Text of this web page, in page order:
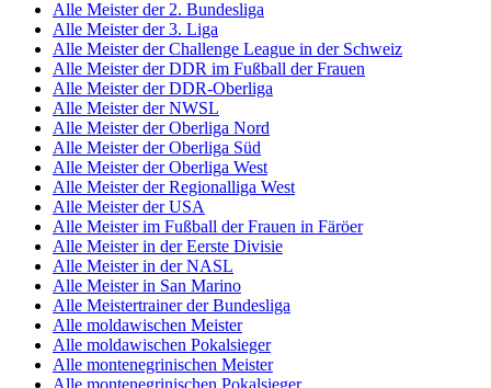
Alle Meister der 2. Bundesliga
Alle Meister der 3. Liga
Alle Meister der Challenge League in der Schweiz
Alle Meister der DDR im Fußball der Frauen
Alle Meister der DDR-Oberliga
Alle Meister der NWSL
Alle Meister der Oberliga Nord
Alle Meister der Oberliga Süd
Alle Meister der Oberliga West
Alle Meister der Regionalliga West
Alle Meister der USA
Alle Meister im Fußball der Frauen in Färöer
Alle Meister in der Eerste Divisie
Alle Meister in der NASL
Alle Meister in San Marino
Alle Meistertrainer der Bundesliga
Alle moldawischen Meister
Alle moldawischen Pokalsieger
Alle montenegrinischen Meister
Alle montenegrinischen Pokalsieger